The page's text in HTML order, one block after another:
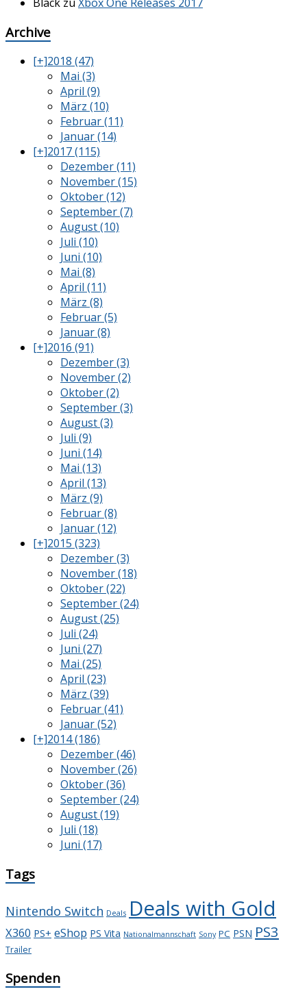
Black zu Xbox One Releases 2017
Archive
[+]2018 (47)
Mai (3)
April (9)
März (10)
Februar (11)
Januar (14)
[+]2017 (115)
Dezember (11)
November (15)
Oktober (12)
September (7)
August (10)
Juli (10)
Juni (10)
Mai (8)
April (11)
März (8)
Februar (5)
Januar (8)
[+]2016 (91)
Dezember (3)
November (2)
Oktober (2)
September (3)
August (3)
Juli (9)
Juni (14)
Mai (13)
April (13)
März (9)
Februar (8)
Januar (12)
[+]2015 (323)
Dezember (3)
November (18)
Oktober (22)
September (24)
August (25)
Juli (24)
Juni (27)
Mai (25)
April (23)
März (39)
Februar (41)
Januar (52)
[+]2014 (186)
Dezember (46)
November (26)
Oktober (36)
September (24)
August (19)
Juli (18)
Juni (17)
Tags
Nintendo Switch Deals Deals with Gold
X360 PS+ eShop PS Vita Nationalmannschaft Sony PC PSN PS3
Trailer
Spenden